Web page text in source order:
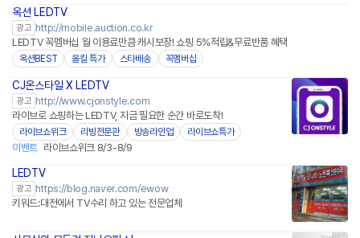
옥션 LEDTV
광고 http://mobile.auction.co.kr
LEDTV 꼭멤버십 월 이용료만큼 캐시보장! 쇼핑 5%적립&무료반품 혜택
옥션BEST 올킬 특가 스타배송 꼭멤버십
CJ온스타일 X LEDTV
광고 http://www.cjonstyle.com
라이브로 쇼핑하는 LEDTV, 지금 필요한 순간 바로도착!
라이브쇼위크 리빙전문관 방송라인업 라이브쇼특가
이벤트 라이브쇼위크 8/3-8/9
LEDTV
광고 https://blog.naver.com/ewow
키워드:대전에서 TV수리 하고 있는 전문업체